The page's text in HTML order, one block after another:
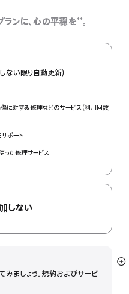
ランに、心の平穏を**。
ない限り自動更新）
に対する修理などのサービス（利用回数
ポート
た修理サービス
しない
ましょう。規約およびサービ
詳